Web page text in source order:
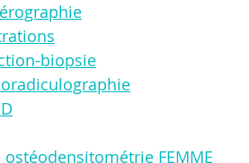
biopsie
FEMME